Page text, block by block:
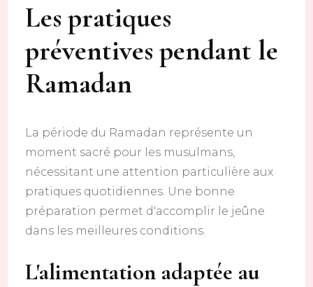
Les pratiques
préventives pendant le
Ramadan
La période du Ramadan représente un
moment sacré pour les musulmans,
nécessitant une attention particulière aux
pratiques quotidiennes. Une bonne
préparation permet d'accomplir le jeûne
dans les meilleures conditions.
L'alimentation adaptée au